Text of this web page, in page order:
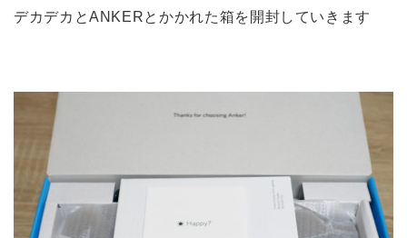
デカデカとANKERとかかれた箱を開封していきます